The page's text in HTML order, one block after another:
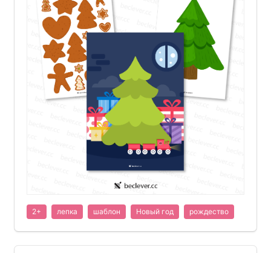
2+ лепка шаблон Новый год рождество